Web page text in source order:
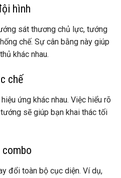
hình
sát thương chủ lực, tướng
chế. Sự cân bằng này giúp
khác nhau.
chế
ứng khác nhau. Việc hiểu rõ
sẽ giúp bạn khai thác tối
combo
đổi toàn bộ cục diện. Ví dụ,